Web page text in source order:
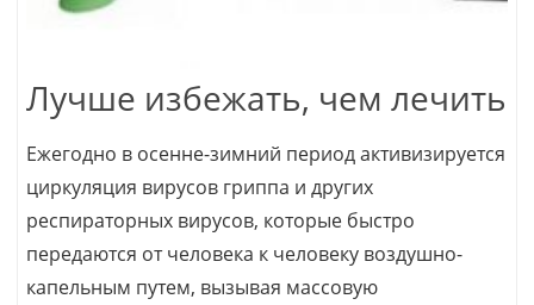
Лучше избежать, чем лечить
Ежегодно в осенне-зимний период активизируется
циркуляция вирусов гриппа и других
респираторных вирусов, которые быстро
передаются от человека к человеку воздушно-
капельным путем, вызывая массовую